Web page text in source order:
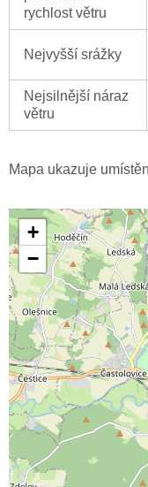
rychlost větru
Nejvyšší srážky
Nejsilnější náraz
větru
Mapa ukazuje
+
−